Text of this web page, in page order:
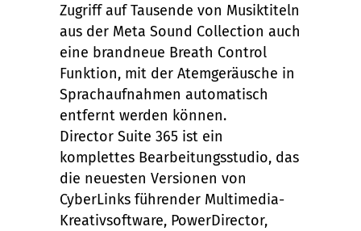
Zugriff auf Tausende von Musiktiteln
aus der Meta Sound Collection auch
eine brandneue Breath Control
Funktion, mit der Atemgeräusche in
Sprachaufnahmen automatisch
entfernt werden können.
Director Suite 365 ist ein
komplettes Bearbeitungsstudio, das
die neuesten Versionen von
CyberLinks führender Multimedia-
Kreativsoftware, PowerDirector,